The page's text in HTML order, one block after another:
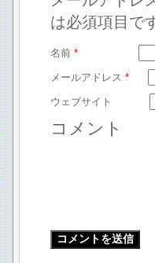
は必須項目で
名前 *
メールアドレス *
ウェブサイト
コメント